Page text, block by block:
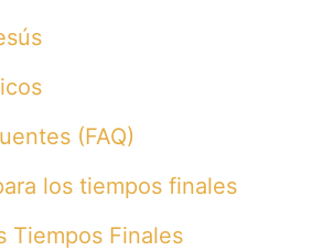
(FAQ)
los tiempos finales
Tiempos Finales